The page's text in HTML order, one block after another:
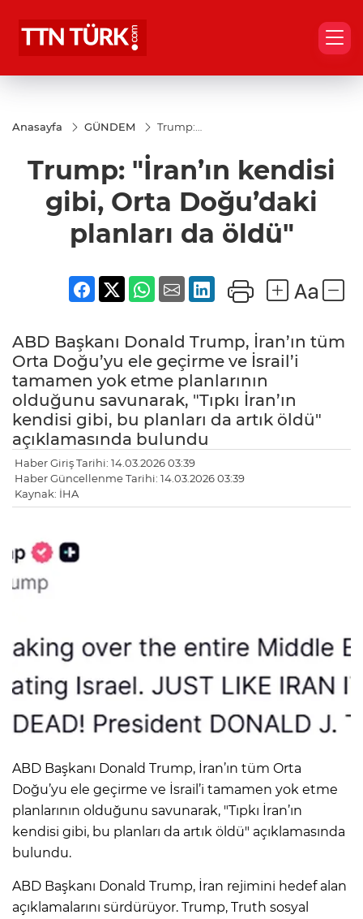
Anasayfa GÜNDEM
Trump:
gibi, Orta
Doğu’daki
planları
da öldü"
Trump: "İran’ın kendisi
gibi, Orta Doğu’daki
planları da öldü"
ABD Başkanı Donald Trump, İran’ın tüm
Orta Doğu’yu ele geçirme ve İsrail’i
tamamen yok etme planlarının
olduğunu savunarak, "Tıpkı İran’ın
kendisi gibi, bu planları da artık öldü"
açıklamasında bulundu
Haber Giriş Tarihi: 14.03.2026 03:39
Haber Güncellenme Tarihi: 14.03.2026 03:39
Kaynak: İHA
ABD Başkanı Donald Trump, İran’ın tüm Orta
Doğu’yu ele geçirme ve İsrail’i tamamen yok etme
planlarının olduğunu savunarak, "Tıpkı İran’ın
kendisi gibi, bu planları da artık öldü" açıklamasında
bulundu.
ABD Başkanı Donald Trump, İran rejimini hedef alan
açıklamalarını sürdürüyor. Trump, Truth sosyal